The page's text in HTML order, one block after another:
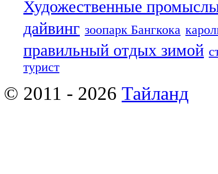
Художественные
дайвинг зоопарк Бангкока
правильный отдых зимой
турист
© 2011 - 2026 Тайланд